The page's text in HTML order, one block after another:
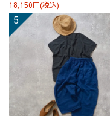
18,150円(税込)